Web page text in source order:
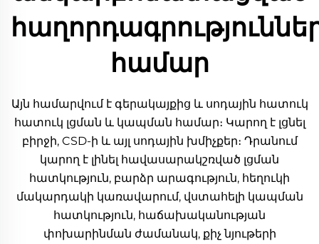
համար
Այն համարվում է գերակայքից և սոդային հատուկ
հատուկ լցման և կապման համար։ Կարող է լցնել
բիրջի, CSD-ի և այլ սոդային խմիչքեր։ Դրանում
կարող է լինել հավասարակշռված լցման
հատկություն, բարձր արագություն, հեղուկի
մակարդակի կառավարում, վստահելի կապման
հատկություն, հաճախականության
փոխարինման ժամանակ, քիչ նյութերի